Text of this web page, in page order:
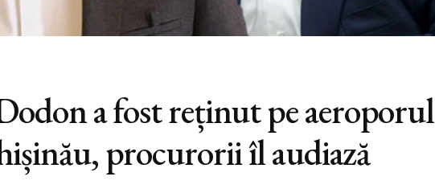
a fost reținut pe aeroporul
procurorii îl audiază